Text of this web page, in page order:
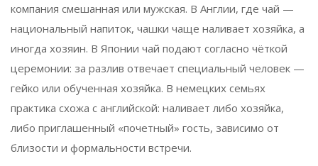
компания смешанная или мужская. В Англии, где чай —
национальный напиток, чашки чаще наливает хозяйка, а
иногда хозяин. В Японии чай подают согласно чёткой
церемонии: за разлив отвечает специальный человек —
гейко или обученная хозяйка. В немецких семьях
практика схожа с английской: наливает либо хозяйка,
либо приглашенный «почетный» гость, зависимо от
близости и формальности встречи.